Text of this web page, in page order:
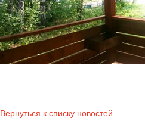
Вернуться к списку новостей